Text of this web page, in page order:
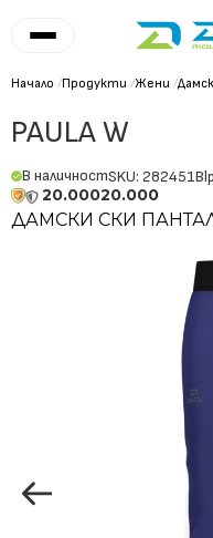
Начало /Продукти /Жени /
PAULA W
В наличностSKU:
20.00020.000
ДАМСКИ СКИ